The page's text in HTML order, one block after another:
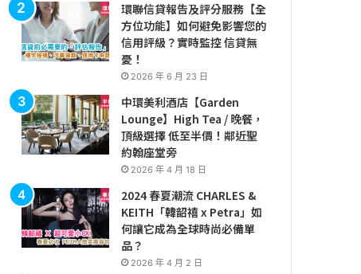
環聯信貸報告及評分服務【全
方位功能】如何避免影響您的
信用評級？實時監控 信貸無
憂！
2026 年 6 月 23 日
中環美利酒店【Garden
Lounge】High Tea / 晚餐，
頂級選擇 低至半價！鄰近聖
約翰座堂旁
2026 年 4 月 18 日
2024 春夏潮流 CHARLES &
KEITH「韓韶禧 x Petra」如
何讓它成為全球時尚必備單
品？
2026 年 4 月 2 日